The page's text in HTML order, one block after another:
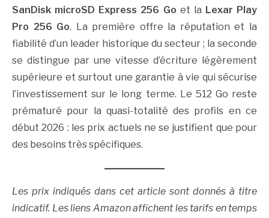
SanDisk microSD Express 256 Go et la Lexar Play
Pro 256 Go. La première offre la réputation et la
fiabilité d’un leader historique du secteur ; la seconde
se distingue par une vitesse d’écriture légèrement
supérieure et surtout une garantie à vie qui sécurise
l’investissement sur le long terme. Le 512 Go reste
prématuré pour la quasi-totalité des profils en ce
début 2026 : les prix actuels ne se justifient que pour
des besoins très spécifiques.
Les prix indiqués dans cet article sont donnés à titre
indicatif. Les liens Amazon affichent les tarifs en temps